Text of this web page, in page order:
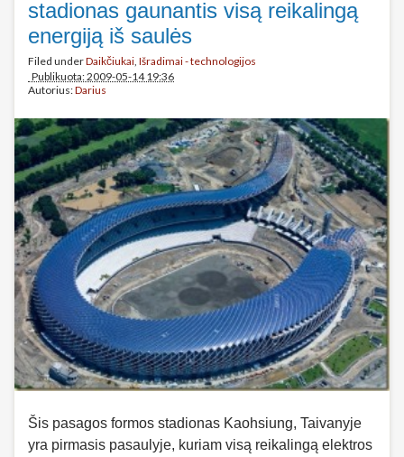
stadionas gaunantis visą reikalingą
energiją iš saulės
Filed underDaikčiukai Išradimai - technologijos
Publikuota: 2009-05-14 19:36
Autorius:Darius
Šis pasagos formos stadionas Kaohsiung, Taivanyje
yra pirmasis pasaulyje, kuriam visą reikalingą elektros